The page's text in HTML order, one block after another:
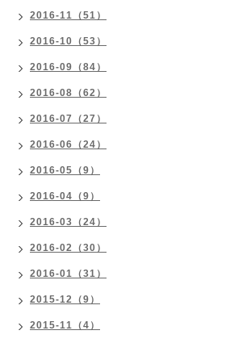
2016-11（51）
2016-10（53）
2016-09（84）
2016-08（62）
2016-07（27）
2016-06（24）
2016-05（9）
2016-04（9）
2016-03（24）
2016-02（30）
2016-01（31）
2015-12（9）
2015-11（4）